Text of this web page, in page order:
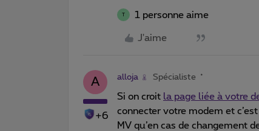
1 personne aime
J'aime
A
+6
alloja Spécialiste
Si on croit la page liée à votre
connecter votre modem et
MV qu’en cas de changement